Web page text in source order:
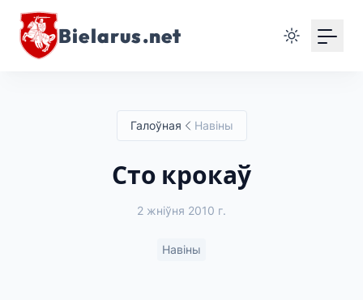
Bielarus.net
Галоўная Навіны
Сто крокаў
2 жніўня 2010 г.
Навіны